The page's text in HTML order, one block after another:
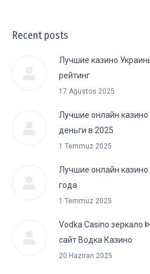
Recent posts
Лучшие казино
рейтинг
17 Ağustos 2025
Лучшие онлайн
деньги в 2025
1 Temmuz 2025
Лучшие онлайн
года
1 Temmuz 2025
Vodka Casino зеркало
сайт Водка Казино
20 Haziran 2025